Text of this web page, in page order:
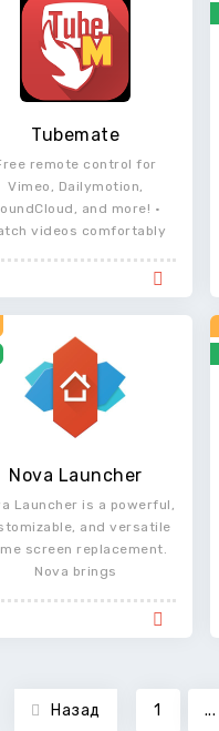
Tubemate
remote control for
Vimeo, Dailymotion,
and more! •
videos comfortably
Nova Launcher
Launcher is a powerful,
and versatile
screen replacement.
Nova brings
Назад 1 ...